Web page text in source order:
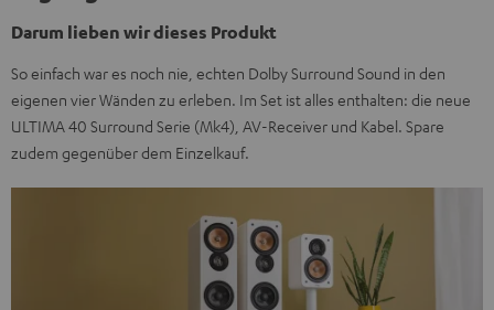
Darum lieben wir dieses Produkt
So einfach war es noch nie, echten Dolby Surround Sound in den
eigenen vier Wänden zu erleben. Im Set ist alles enthalten: die neue
ULTIMA 40 Surround Serie (Mk4), AV-Receiver und Kabel. Spare
zudem gegenüber dem Einzelkauf.